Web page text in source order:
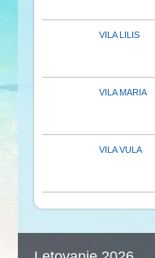
VILA LILIS
VILA MARIA
VILA VULA